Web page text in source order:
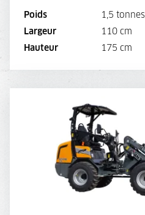
Poids
1,5 tonnes
Largeur
110 cm
Hauteur
175 cm
115,-
92,-
69,-